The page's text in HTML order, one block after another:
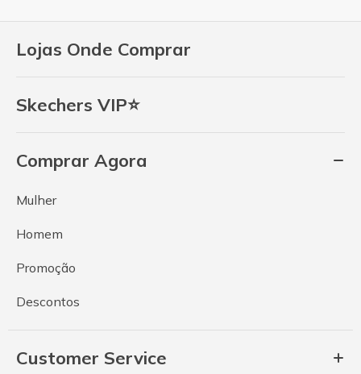
Lojas Onde Comprar
Skechers VIP⭐
Comprar Agora
Mulher
Homem
Promoção
Descontos
Customer Service